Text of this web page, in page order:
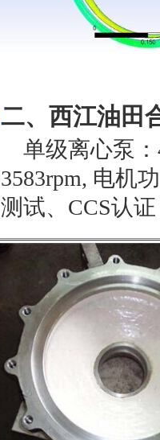
二、西江油田
单级离心泵
3583rpm, 电机
测试、CCS认